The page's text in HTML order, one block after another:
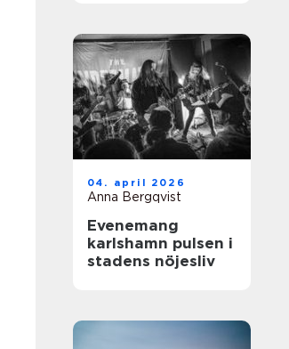
04. april 2026
Anna Bergqvist
Evenemang
karlshamn pulsen i
stadens nöjesliv